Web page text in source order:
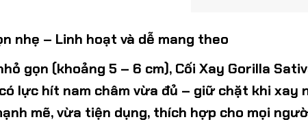
nhẹ – Linh hoạt và dễ mang theo
gọn (khoảng 5 – 6 cm), Cối Xay Gorilla
lực hít nam châm vừa đủ – giữ chặt khi
mẽ, vừa tiện dụng, thích hợp cho mọi